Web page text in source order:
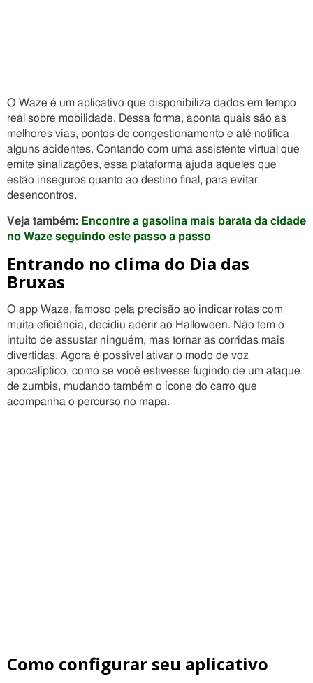
O Waze é um aplicativo que disponibiliza dados em tempo
real sobre mobilidade. Dessa forma, aponta quais são as
melhores vias, pontos de congestionamento e até notifica
alguns acidentes. Contando com uma assistente virtual que
emite sinalizações, essa plataforma ajuda aqueles que
estão inseguros quanto ao destino final, para evitar
desencontros.
Veja também: Encontre a gasolina mais barata da cidade
no Waze seguindo este passo a passo
Entrando no clima do Dia das
Bruxas
O app Waze, famoso pela precisão ao indicar rotas com
muita eficiência, decidiu aderir ao Halloween. Não tem o
intuito de assustar ninguém, mas tornar as corridas mais
divertidas. Agora é possível ativar o modo de voz
apocalíptico, como se você estivesse fugindo de um ataque
de zumbis, mudando também o ícone do carro que
acompanha o percurso no mapa.
Como configurar seu aplicativo